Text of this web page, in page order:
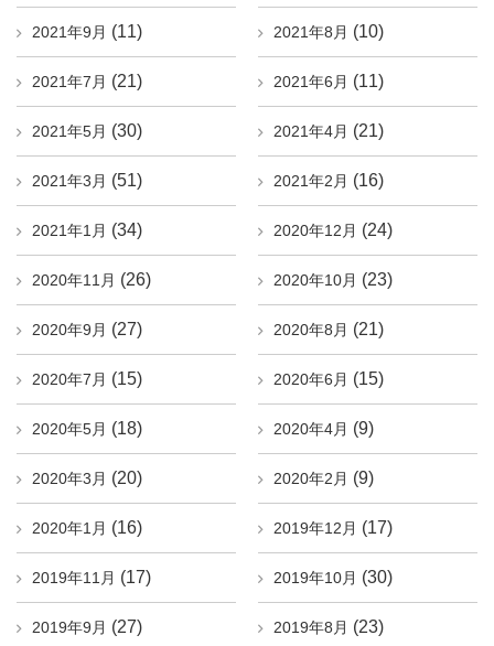
2021年9月 (11) 2021年8月 (10)
2021年7月 (21) 2021年6月 (11)
2021年5月 (30) 2021年4月 (21)
2021年3月 (51) 2021年2月 (16)
2021年1月 (34) 2020年12月 (24)
2020年11月 (26) 2020年10月 (23)
2020年9月 (27) 2020年8月 (21)
2020年7月 (15) 2020年6月 (15)
2020年5月 (18) 2020年4月 (9)
2020年3月 (20) 2020年2月 (9)
2020年1月 (16) 2019年12月 (17)
2019年11月 (17) 2019年10月 (30)
2019年9月 (27) 2019年8月 (23)